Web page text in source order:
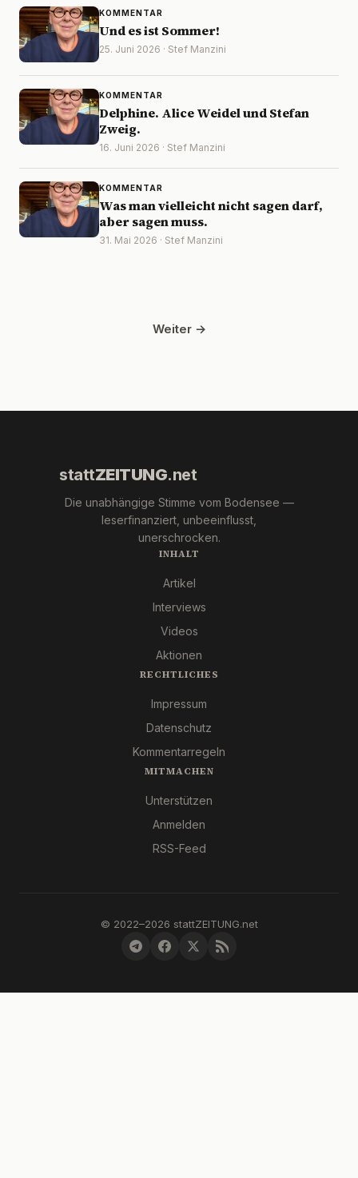
KOMMENTAR
Und es ist Sommer!
25. Juni 2026 · Stef Manzini
KOMMENTAR
Delphine. Alice Weidel und Stefan
Zweig.
16. Juni 2026 · Stef Manzini
KOMMENTAR
Was man vielleicht nicht sagen darf,
aber sagen muss.
31. Mai 2026 · Stef Manzini
Weiter →
stattZEITUNG.net
Die unabhängige Stimme vom Bodensee —
leserfinanziert, unbeeinflusst,
unerschrocken.
INHALT
Artikel
Interviews
Videos
Aktionen
RECHTLICHES
Impressum
Datenschutz
Kommentarregeln
MITMACHEN
Unterstützen
Anmelden
RSS-Feed
© 2022–2026 stattZEITUNG.net